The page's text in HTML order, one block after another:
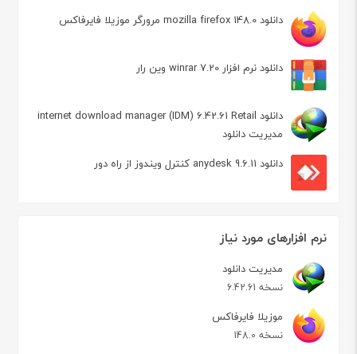
دانلود mozilla firefox 148.0 مرورگر موزیلا فایرفاکس
دانلود نرم افزار winrar 7.20 وین رار
دانلود internet download manager (IDM) 6.42.61 Retail
مدیریت دانلود
دانلود anydesk 9.6.11 کنترل ویندوز از راه دور
نرم افزارهای مورد نیاز
مدیریت دانلود
نسخه 6.42.61
موزیلا فایرفاکس
نسخه 148.0